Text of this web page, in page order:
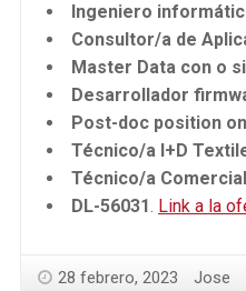
Ingeniero
Consultor/a de
Master Data con o
Desarrollador
Post-doc position
Técnico/a I+D
Técnico/a
DL-56031. Link a la
28 febrero, 2023 Jose